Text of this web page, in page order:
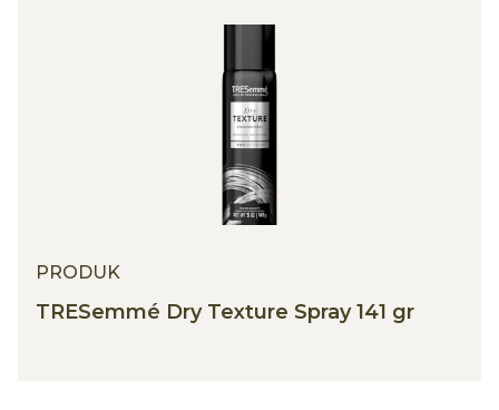
PRODUK
TRESemmé Dry Texture Spray 141 gr